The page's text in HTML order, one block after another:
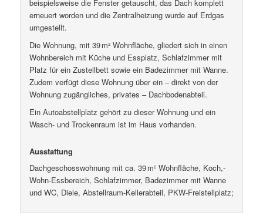
beispielsweise die Fenster getauscht, das Dach komplett
erneuert worden und die Zentralheizung wurde auf Erdgas
umgestellt.
Die Wohnung, mit 39 m² Wohnfläche, gliedert sich in einen
Wohnbereich mit Küche und Essplatz, Schlafzimmer mit
Platz für ein Zustellbett sowie ein Badezimmer mit Wanne.
Zudem verfügt diese Wohnung über ein – direkt von der
Wohnung zugängliches, privates – Dachbodenabteil.
Ein Autoabstellplatz gehört zu dieser Wohnung und ein
Wasch- und Trockenraum ist im Haus vorhanden.
Ausstattung
Dachgeschosswohnung mit ca. 39 m² Wohnfläche, Koch,-
Wohn-Essbereich, Schlafzimmer, Badezimmer mit Wanne
und WC, Diele, Abstellraum-Kellerabteil, PKW-Freistellplatz;